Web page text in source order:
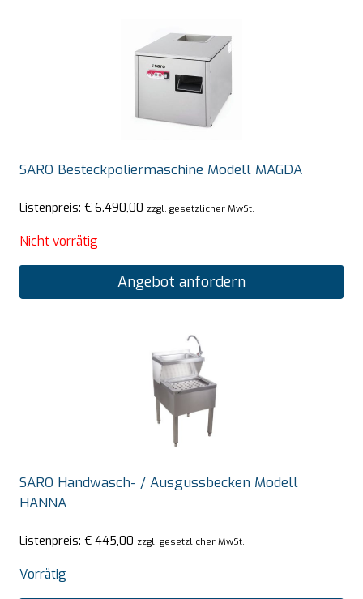
SARO Besteckpoliermaschine Modell MAGDA
Listenpreis: € 6.490,00 zzgl. gesetzlicher MwSt.
Nicht vorrätig
Angebot anfordern
SARO Handwasch- / Ausgussbecken Modell
HANNA
Listenpreis: € 445,00 zzgl. gesetzlicher MwSt.
Vorrätig